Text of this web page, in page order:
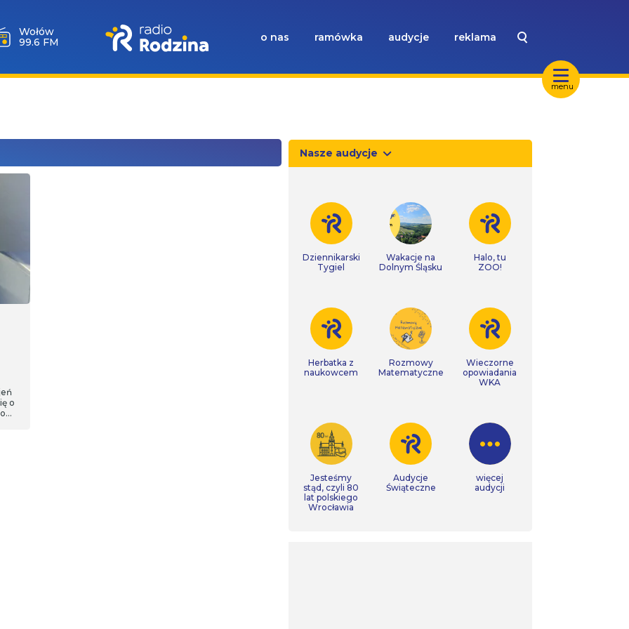
menu
Wołów
99.6 FM
o nas ramówka audycje reklama
o
Nasze audycje
Dziennikarski
Tygiel
Wakacje na
Dolnym Śląsku
Halo, tu
ZOO!
Herbatka z
naukowcem
Rozmowy
Matematyczne
Wieczorne
opowiadania
WKA
Jesteśmy
stąd, czyli 80
lat polskiego
Wrocławia
Audycje
Świąteczne
więcej
audycji